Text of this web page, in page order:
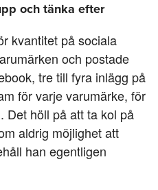
och tänka efter
kvantitet på sociala
och postade
tre till fyra inlägg på
för varje varumärke, för
Det höll på att ta kol på
aldrig möjlighet att
han egentligen